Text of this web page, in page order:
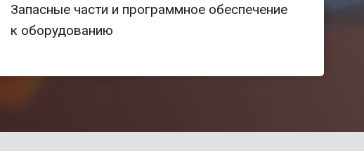
Запасные части и программное обеспечение
к оборудованию